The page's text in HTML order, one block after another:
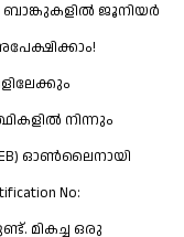
ബാങ്കുകളിൽ ജൂനിയർ
നിന്നും
ഓൺലൈനായി
No:
മികച്ച ഒരു